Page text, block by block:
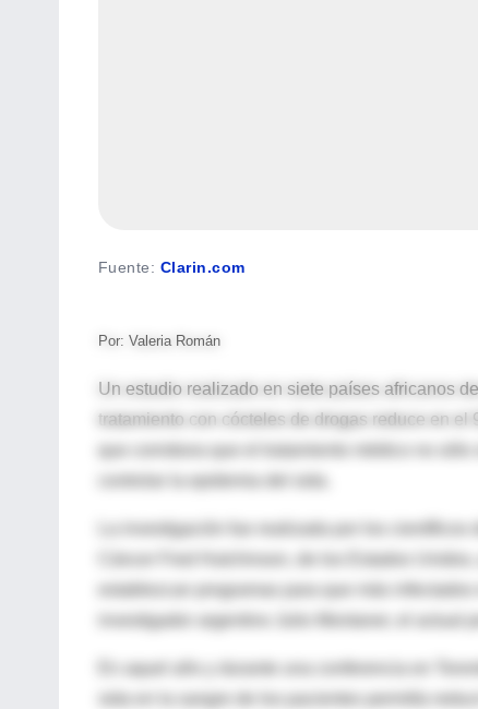
Fuente: Clarin.com
Por: Valeria Román
Un estudio realizado en siete países africanos
tratamiento con cócteles de drogas reduce en
La investigación fue realizada por los
establezcan programas para que más
investigador argentino Julio Montaner, el actual
En aquel año y durante una conferencia en
sida en la sangre de los pacientes permitía